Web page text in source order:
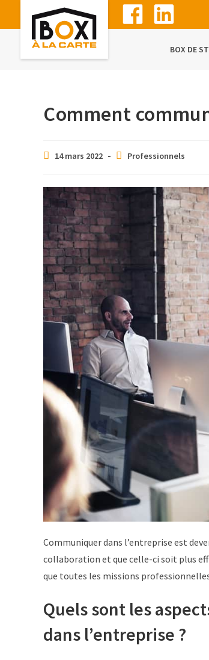
BOX DE
Comment
14 mars 2022 Professionnels
Communiquer dans l’entreprise est
collaboration et que celle-ci soit plus
que toutes les missions
Quels sont les
dans l’entreprise ?